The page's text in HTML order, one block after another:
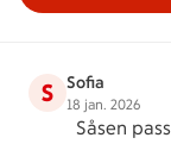
S Sofia
18 jan. 2026
Såsen